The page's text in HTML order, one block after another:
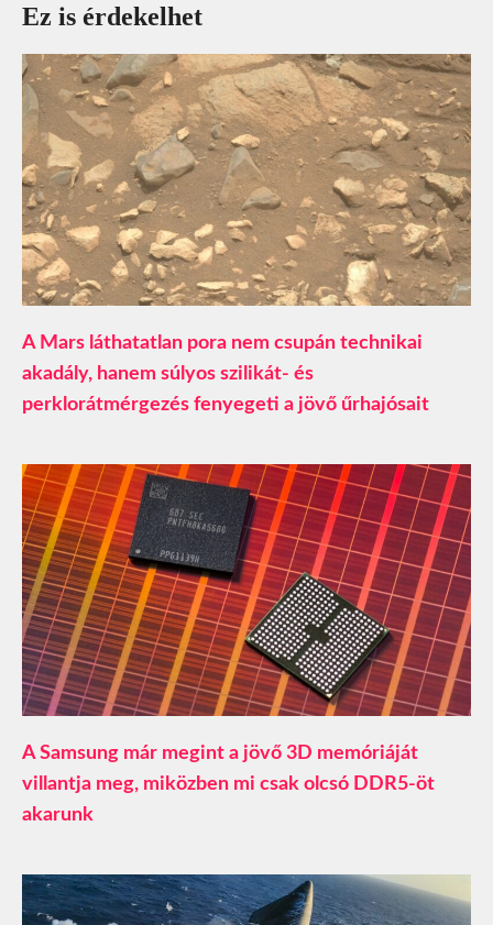
Ez is érdekelhet
A Mars láthatatlan pora nem csupán technikai
akadály, hanem súlyos szilikát- és
perklorátmérgezés fenyegeti a jövő űrhajósait
A Samsung már megint a jövő 3D memóriáját
villantja meg, miközben mi csak olcsó DDR5-öt
akarunk